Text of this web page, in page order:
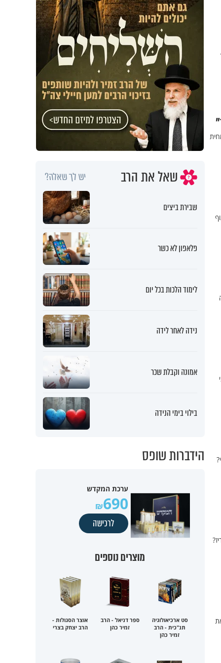
שאל את הרב יש לך שאלה?
שבירת ביצים
פלאפון לא כשר
לימוד הלכות בכל יום
נידה לאחר לידה
אמונה וקבלת שכר
בילוי בימי הנידה
הידברות שופס
ערכת המקדש
690
לרכישה
מוצרים נוספים
סט ארכיאולוגיה
תנ"כית - הרב
זמיר כהן
ספר דניאל - הרב
זמיר כהן
אוצר הסגולות -
הרב יצחק בצרי